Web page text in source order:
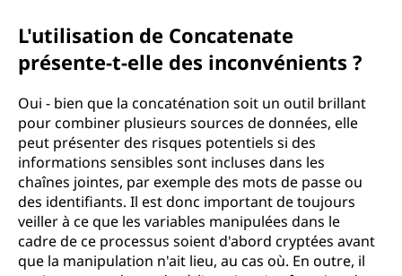
L'utilisation de Concatenate
présente-t-elle des inconvénients ?
Oui - bien que la concaténation soit un outil brillant
pour combiner plusieurs sources de données, elle
peut présenter des risques potentiels si des
informations sensibles sont incluses dans les
chaînes jointes, par exemple des mots de passe ou
des identifiants. Il est donc important de toujours
veiller à ce que les variables manipulées dans le
cadre de ce processus soient d'abord cryptées avant
que la manipulation n'ait lieu, au cas où. En outre, il